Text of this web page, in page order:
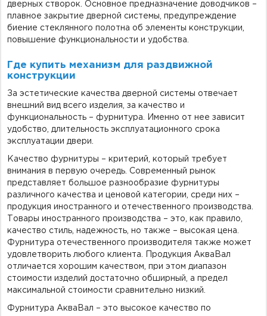
дверных створок. Основное предназначение доводчиков –
плавное закрытие дверной системы, предупреждение
биение стеклянного полотна об элементы конструкции,
повышение функциональности и удобства.
Где купить механизм для раздвижной
конструкции
За эстетические качества дверной системы отвечает
внешний вид всего изделия, за качество и
функциональность – фурнитура. Именно от нее зависит
удобство, длительность эксплуатационного срока
эксплуатации двери.
Качество фурнитуры – критерий, который требует
внимания в первую очередь. Современный рынок
представляет большое разнообразие фурнитуры
различного качества и ценовой категории, среди них –
продукция иностранного и отечественного производства.
Товары иностранного производства – это, как правило,
качество стиль, надежность, но также – высокая цена.
Фурнитура отечественного производителя также может
удовлетворить любого клиента. Продукция АкваВал
отличается хорошим качеством, при этом диапазон
стоимости изделий достаточно обширный, а предел
максимальной стоимости сравнительно низкий.
Фурнитура АкваВал – это высокое качество по